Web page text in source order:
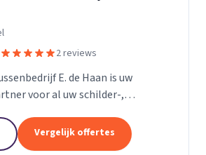
2 reviews
E. de Haan is uw
voor al uw schilder-,
hebben we ons onderscheiden
Vergelijk offertes